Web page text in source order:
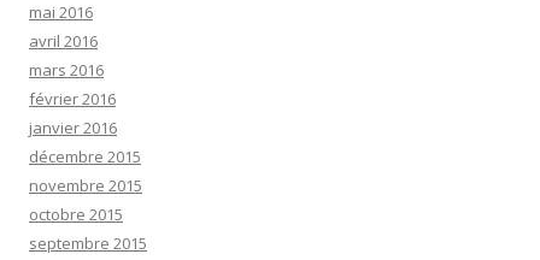
mai 2016
avril 2016
mars 2016
février 2016
janvier 2016
décembre 2015
novembre 2015
octobre 2015
septembre 2015